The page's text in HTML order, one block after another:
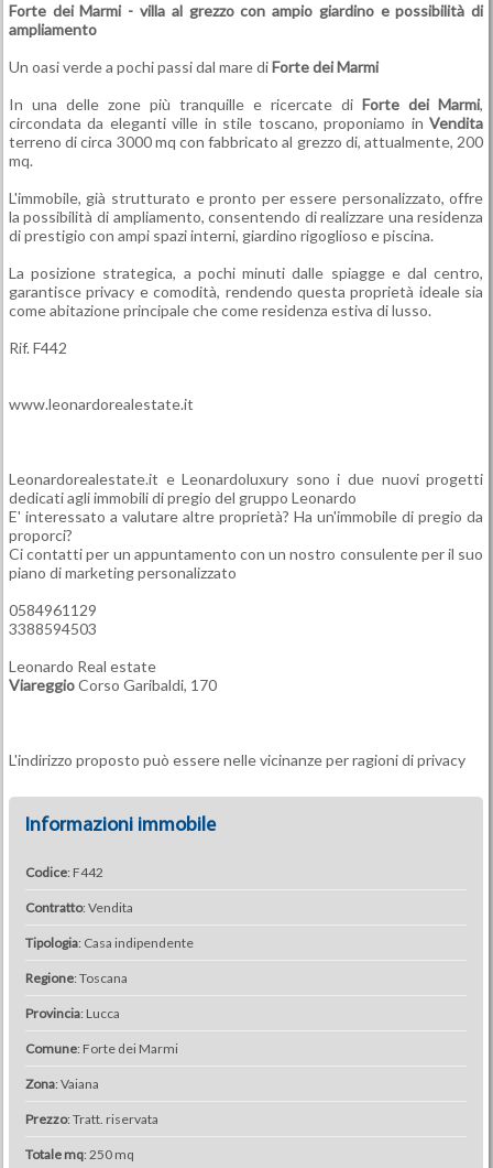
Forte dei Marmi- villa al grezzo con ampio giardino e possibilità di
ampliamento
Un oasi verde a pochi passi dal mare diForte dei Marmi
In una delle zone più tranquille e ricercate diForte dei Marmi,
circondata da eleganti ville in stile toscano, proponiamo inVendita
terreno di circa 3000 mq con fabbricato al grezzo di, attualmente, 200
mq.
L'immobile, già strutturato e pronto per essere personalizzato, offre
la possibilità di ampliamento, consentendo di realizzare una residenza
di prestigio con ampi spazi interni, giardino rigoglioso e piscina.
La posizione strategica, a pochi minuti dalle spiagge e dal centro,
garantisce privacy e comodità, rendendo questa proprietà ideale sia
come abitazione principale che come residenza estiva di lusso.
Rif. F442
www.leonardorealestate.it
Leonardorealestate.it e Leonardoluxury sono i due nuovi progetti
dedicati agli immobili di pregio del gruppo Leonardo
E' interessato a valutare altre proprietà? Ha un'immobile di pregio da
proporci?
Ci contatti per un appuntamento con un nostro consulente per il suo
piano di marketing personalizzato
0584961129
3388594503
Leonardo Real estate
ViareggioCorso Garibaldi, 170
L'indirizzo proposto può essere nelle vicinanze per ragioni di privacy
Informazioni immobile
Codice: F442
Contratto: Vendita
Tipologia: Casa indipendente
Regione: Toscana
Provincia: Lucca
Comune: Forte dei Marmi
Zona: Vaiana
Prezzo: Tratt. riservata
Totale mq: 250 mq